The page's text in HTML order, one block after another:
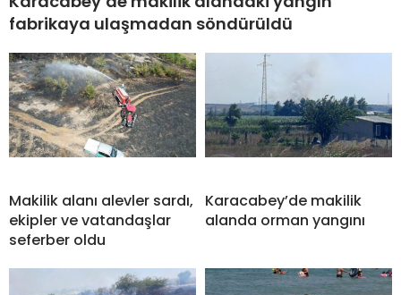
fabrikaya ulaşmadan söndürüldü
Makilik alanı alevler sardı,
ekipler ve vatandaşlar
seferber oldu
Karacabey’de makilik
alanda orman yangını